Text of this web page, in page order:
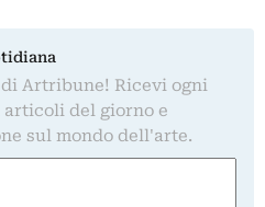
Artribune! Ricevi ogni
del giorno e
sul mondo dell'arte.